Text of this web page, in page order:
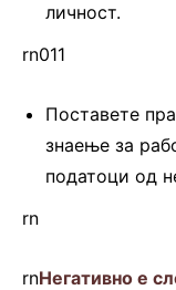
личност.
rn011
Поставете
знаење за
податоци од
rn
rnНегативно е